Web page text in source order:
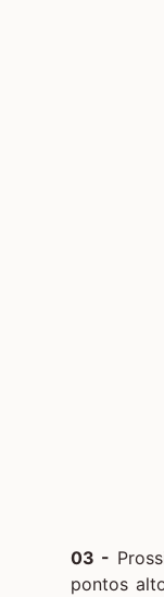
03 -
pontos